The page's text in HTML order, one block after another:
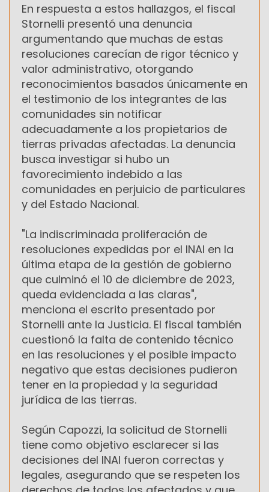
En respuesta a estos hallazgos, el fiscal
Stornelli presentó una denuncia
argumentando que muchas de estas
resoluciones carecían de rigor técnico y
valor administrativo, otorgando
reconocimientos basados únicamente en
el testimonio de los integrantes de las
comunidades sin notificar
adecuadamente a los propietarios de
tierras privadas afectadas. La denuncia
busca investigar si hubo un
favorecimiento indebido a las
comunidades en perjuicio de particulares
y del Estado Nacional.
"La indiscriminada proliferación de
resoluciones expedidas por el INAI en la
última etapa de la gestión de gobierno
que culminó el 10 de diciembre de 2023,
queda evidenciada a las claras",
menciona el escrito presentado por
Stornelli ante la Justicia. El fiscal también
cuestionó la falta de contenido técnico
en las resoluciones y el posible impacto
negativo que estas decisiones pudieron
tener en la propiedad y la seguridad
jurídica de las tierras.
Según Capozzi, la solicitud de Stornelli
tiene como objetivo esclarecer si las
decisiones del INAI fueron correctas y
legales, asegurando que se respeten los